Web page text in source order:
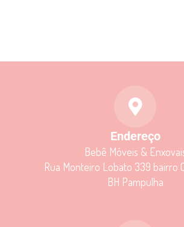
Endereço
Bebê Móveis &
Rua Monteiro Lobato 339 bairro
BH Pampulha